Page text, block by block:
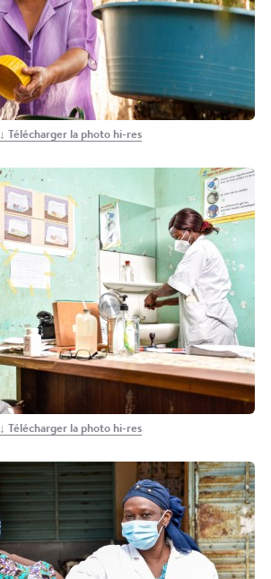
↓ Télécharger la photo hi-res
↓ Télécharger la photo hi-res